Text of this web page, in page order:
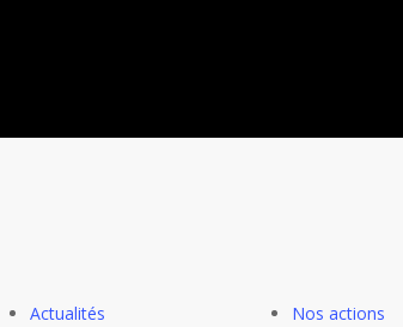
Actualités Nos actions